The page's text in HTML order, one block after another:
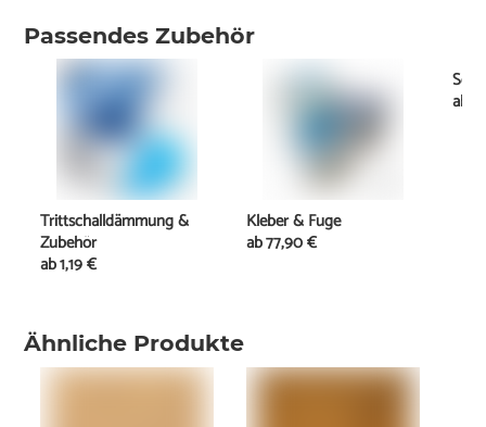
Ähnliche Produkte
Passendes Zubehör
Trittschalldämmung &
Zubehör
ab1,19 €
Kleber & Fuge
ab77,90 €
ab